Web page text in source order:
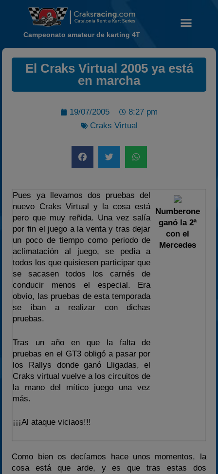
Noticias
Calendario
Carreras finalizadas
Temporada 2026
2023
2024
2025
Estadísticas
Preguntas Frecuentes
Campeonato amateur de karting 4T
El Craks Virtual 2005 ya está
en marcha
19/07/2005
8:27 pm
Craks Virtual
Pues ya llevamos dos pruebas del
nuevo Craks Virtual y la cosa está
pero que muy reñida. Una vez salía
por fin el juego a la venta y tras dejar
un poco de tiempo como periodo de
aclimatación al juego, se pedía a
todos los que quisiesen participar que
se sacasen todos los carnés de
conducir menos el especial. Era
obvio, las pruebas de esta temporada
se iban a realizar con dichas
pruebas.
Tras un año en que la falta de
pruebas en el GT3 obligó a pasar por
los Rallys donde ganó Lligadas, el
Craks virtual vuelve a los circuitos de
la mano del mítico juego una vez
más.
¡¡¡Al ataque viciaos!!!
Numberone
ganó la 2ª
con el
Mercedes
Como bien os decíamos hace unos momentos, la
cosa está que arde, y es que tras estas dos